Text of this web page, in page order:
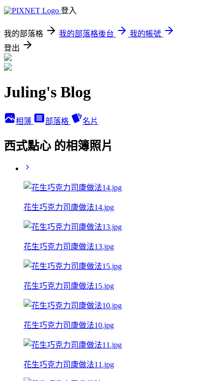
登入
我的部落格 我的部落格後台
我的帳號
登出
Juling's Blog
相簿 部落格 名片
西式點心 的相簿照片
花生巧克力司康做法14.jpg
花生巧克力司康做法13.jpg
花生巧克力司康做法15.jpg
花生巧克力司康做法10.jpg
花生巧克力司康做法11.jpg